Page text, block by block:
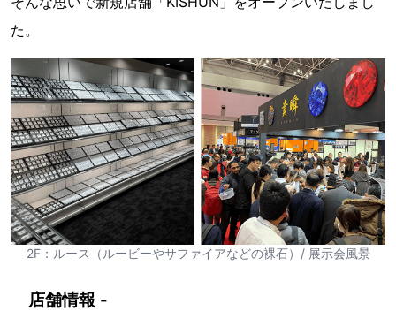
た。
2F：ルース（ルービーやサファイアなどの裸石）/ 展示会風景
店舗情報 -